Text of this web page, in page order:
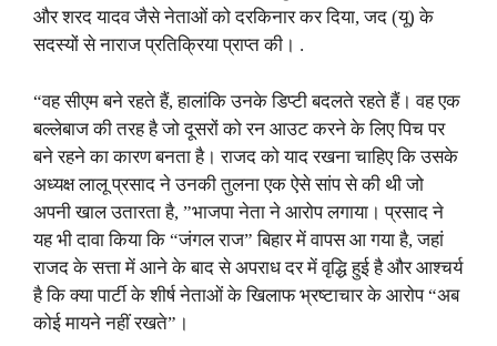
और शरद यादव जैसे नेताओं को दरकिनार कर दिया, जद (यू) के
सदस्यों से नाराज प्रतिक्रिया प्राप्त की। .
“वह सीएम बने रहते हैं, हालांकि उनके डिप्टी बदलते रहते हैं। वह एक
बल्लेबाज की तरह है जो दूसरों को रन आउट करने के लिए पिच पर
बने रहने का कारण बनता है। राजद को याद रखना चाहिए कि उसके
अध्यक्ष लालू प्रसाद ने उनकी तुलना एक ऐसे सांप से की थी जो
अपनी खाल उतारता है, ”भाजपा नेता ने आरोप लगाया। प्रसाद ने
यह भी दावा किया कि “जंगल राज” बिहार में वापस आ गया है, जहां
राजद के सत्ता में आने के बाद से अपराध दर में वृद्धि हुई है और आश्चर्य
है कि क्या पार्टी के शीर्ष नेताओं के खिलाफ भ्रष्टाचार के आरोप “अब
कोई मायने नहीं रखते”।